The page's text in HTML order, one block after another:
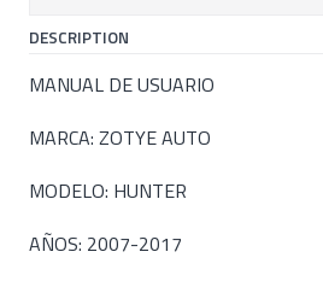
DESCRIPTION
MANUAL DE USUARIO
MARCA: ZOTYE AUTO
MODELO: HUNTER
AÑOS: 2007-2017